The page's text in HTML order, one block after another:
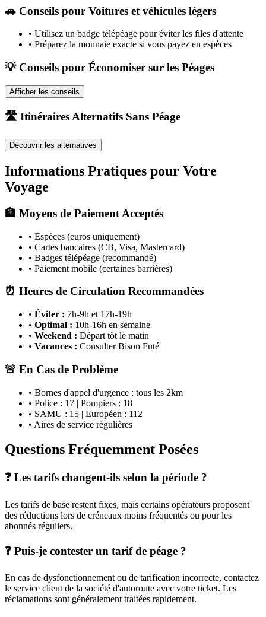
🚗 Conseils pour Voitures et véhicules légers
• Utilisez un badge télépéage pour éviter les files d'attente
• Préparez la monnaie exacte si vous payez en espèces
💡 Conseils pour Économiser sur les Péages
Afficher les conseils
🛣️ Itinéraires Alternatifs Sans Péage
Découvrir les alternatives
Informations Pratiques pour Votre
Voyage
🏦 Moyens de Paiement Acceptés
• Espèces (euros uniquement)
• Cartes bancaires (CB, Visa, Mastercard)
• Badges télépéage (recommandé)
• Paiement mobile (certaines barrières)
⏰ Heures de Circulation Recommandées
• Éviter : 7h-9h et 17h-19h
• Optimal : 10h-16h en semaine
• Weekend : Départ tôt le matin
• Vacances : Consulter Bison Futé
🚨 En Cas de Problème
• Bornes d'appel d'urgence : tous les 2km
• Police : 17 | Pompiers : 18
• SAMU : 15 | Européen : 112
• Aires de service régulières
Questions Fréquemment Posées
❓ Les tarifs changent-ils selon la période ?
Les tarifs de base restent fixes, mais certains opérateurs proposent
des réductions lors de créneaux moins fréquentés ou pour les
abonnés réguliers.
❓ Puis-je contester un tarif de péage ?
En cas de dysfonctionnement ou de tarification incorrecte, contactez
le service client de la société d'autoroute avec votre ticket. Les
réclamations sont généralement traitées rapidement.